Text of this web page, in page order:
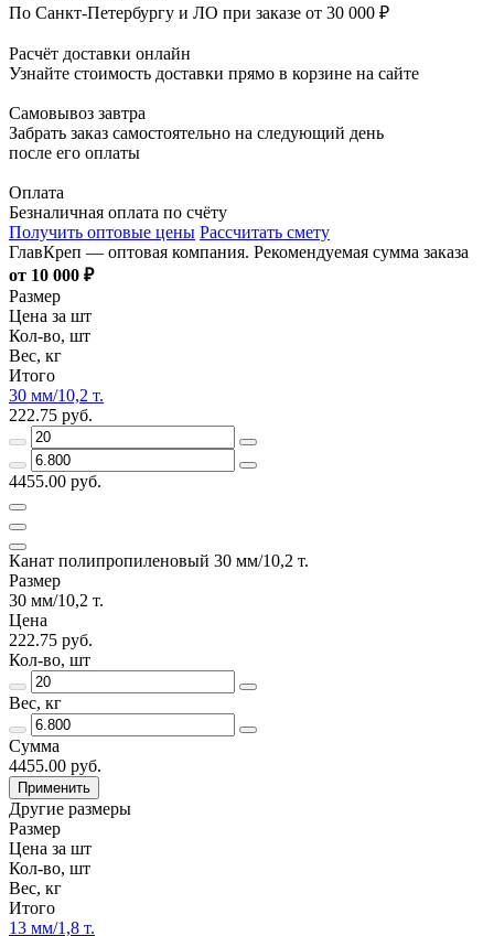
По Санкт-Петербургу и ЛО при заказе от 30 000 ₽
Расчёт доставки онлайн
Узнайте стоимость доставки прямо в корзине на сайте
Самовывоз завтра
Забрать заказ самостоятельно на следующий день
после его оплаты
Оплата
Безналичная оплата по счёту
Получить оптовые цены Рассчитать смету
ГлавКреп — оптовая компания. Рекомендуемая сумма заказа
от 10 000 ₽
Размер
Цена за шт
Кол-во, шт
Вес, кг
Итого
30 мм/10,2 т.
222.75 руб.
4455.00 руб.
Канат полипропиленовый 30 мм/10,2 т.
Размер
30 мм/10,2 т.
Цена
222.75 руб.
Кол-во, шт
Вес, кг
Сумма
4455.00 руб.
Применить
Другие размеры
Размер
Цена за шт
Кол-во, шт
Вес, кг
Итого
13 мм/1,8 т.